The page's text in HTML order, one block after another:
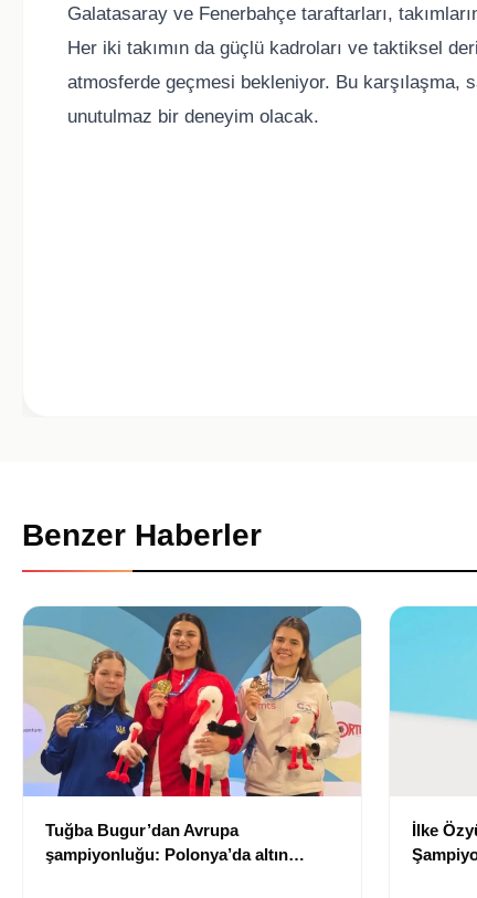
Galatasaray ve Fenerbahçe taraftarları,
Her iki takımın da güçlü kadroları ve taktiksel
atmosferde geçmesi bekleniyor. Bu karşılaşma,
unutulmaz bir deneyim olacak.
Benzer Haberler
Tuğba Bugur’dan Avrupa
şampiyonluğu: Polonya’da altın
İlke